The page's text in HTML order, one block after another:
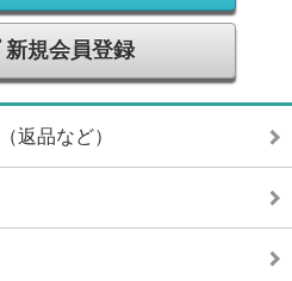
新規会員登録
返品など）